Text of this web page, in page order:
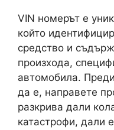
VIN номерът е
който
средство и
произхода,
автомобила.
да е, направете
разкрива дали
катастрофи, дали